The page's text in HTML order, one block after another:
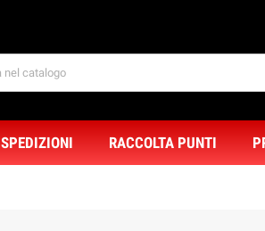
SPEDIZIONI RACCOLTA PUNTI